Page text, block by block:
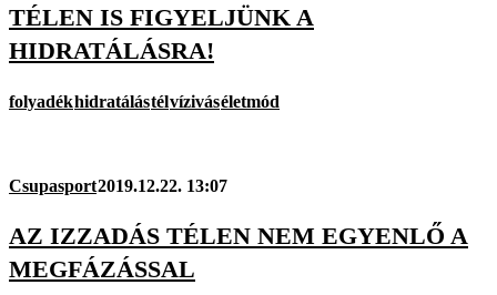
TÉLEN IS FIGYELJÜNK A
HIDRATÁLÁSRA!
folyadékhidratálástélvíziváséletmód
Csupasport2019.12.22. 13:07
AZ IZZADÁS TÉLEN NEM EGYENLŐ A
MEGFÁZÁSSAL